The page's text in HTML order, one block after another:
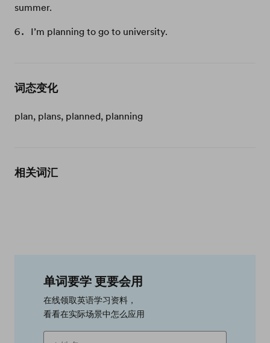
summer.
I’m planning to go to university.
词态变化
plan, plans, planned, planning
相关词汇
单词要学 更要会用
在线领取英语学习资料，
看看在实际场景中怎么应用